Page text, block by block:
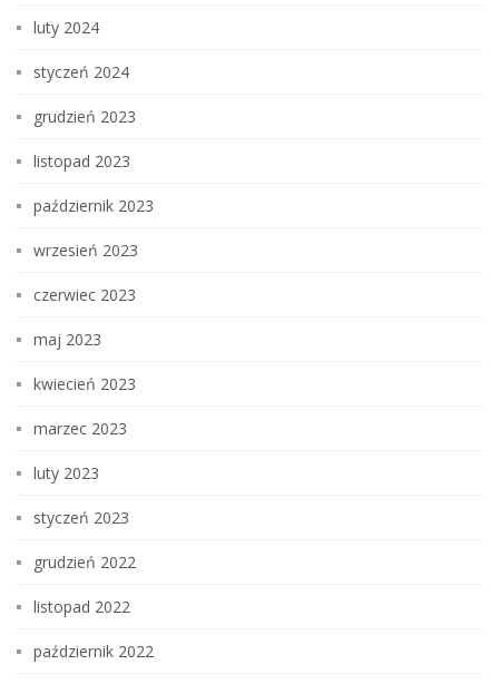
luty 2024
styczeń 2024
grudzień 2023
listopad 2023
październik 2023
wrzesień 2023
czerwiec 2023
maj 2023
kwiecień 2023
marzec 2023
luty 2023
styczeń 2023
grudzień 2022
listopad 2022
październik 2022